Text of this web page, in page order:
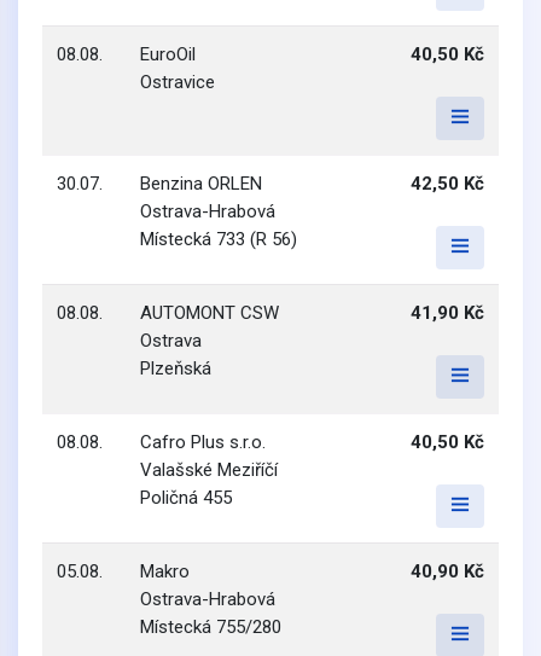
08.08.
EuroOil
Ostravice
40,50 Kč
30.07.
Benzina ORLEN
Ostrava-Hrabová
Místecká 733 (R 56)
42,50 Kč
08.08.
AUTOMONT CSW
Ostrava
Plzeňská
41,90 Kč
08.08.
Cafro Plus s.r.o.
Valašské Meziříčí
Poličná 455
40,50 Kč
05.08.
Makro
Ostrava-Hrabová
Místecká 755/280
40,90 Kč